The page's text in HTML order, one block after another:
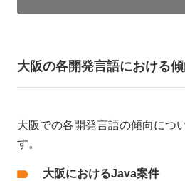
大阪の各開発言語における傾
大阪での各開発言語の傾向につ
す。
大阪におけるJava案件